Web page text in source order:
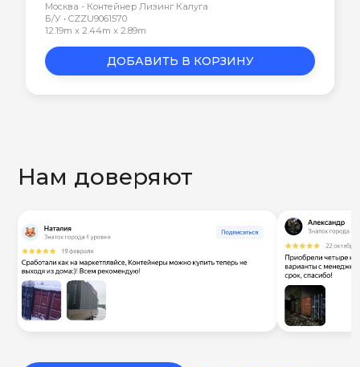
Москва - Контейнер Лизинг Калуга
Б/У • CZZU9061570
12.19m x 2.44m x 2.89m
ДОБАВИТЬ В КОРЗИНУ
Нам доверяют